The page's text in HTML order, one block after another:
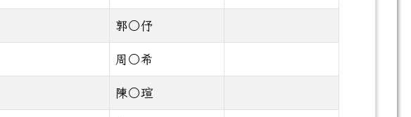
郭○伃
周○希
陳○瑄